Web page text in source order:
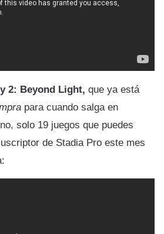
2: Beyond Light, que ya está
para cuando salga en
solo 19 juegos que puedes
de Stadia Pro este mes